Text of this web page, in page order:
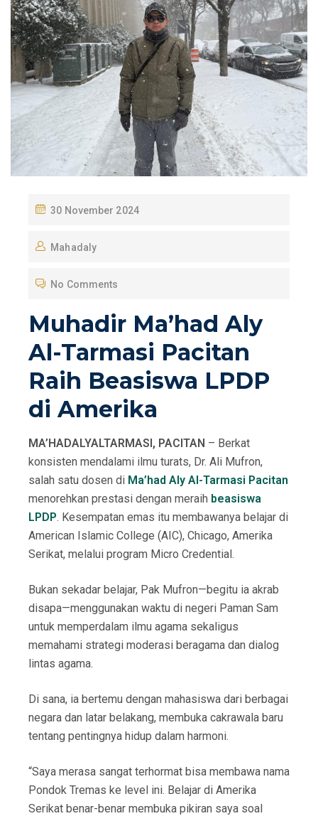
P
S
E
O
30 November 2024
Mahadaly
No Comments
Muhadir Ma’had Aly
Al-Tarmasi Pacitan
Raih Beasiswa LPDP
di Amerika
MA’HADALYALTARMASI, PACITAN – Berkat
konsisten mendalami ilmu turats, Dr. Ali Mufron,
salah satu dosen di Ma’had Aly Al-Tarmasi Pacitan
menorehkan prestasi dengan meraih beasiswa
LPDP. Kesempatan emas itu membawanya belajar di
American Islamic College (AIC), Chicago, Amerika
Serikat, melalui program Micro Credential.
Bukan sekadar belajar, Pak Mufron—begitu ia akrab
disapa—menggunakan waktu di negeri Paman Sam
untuk memperdalam ilmu agama sekaligus
memahami strategi moderasi beragama dan dialog
lintas agama.
Di sana, ia bertemu dengan mahasiswa dari berbagai
negara dan latar belakang, membuka cakrawala baru
tentang pentingnya hidup dalam harmoni.
“Saya merasa sangat terhormat bisa membawa nama
Pondok Tremas ke level ini. Belajar di Amerika
Serikat benar-benar membuka pikiran saya soal